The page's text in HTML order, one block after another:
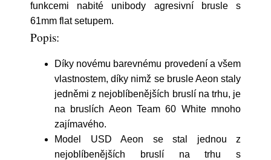
funkcemi nabité unibody agresivní brusle s
61mm flat setupem.
Popis:
Díky novému barevnému provedení a všem
vlastnostem, díky nimž se brusle Aeon staly
jedněmi z nejoblíbenějších bruslí na trhu, je
na bruslích Aeon Team 60 White mnoho
zajímavého.
Model USD Aeon se stal jednou z
nejoblíbenějších bruslí na trhu s